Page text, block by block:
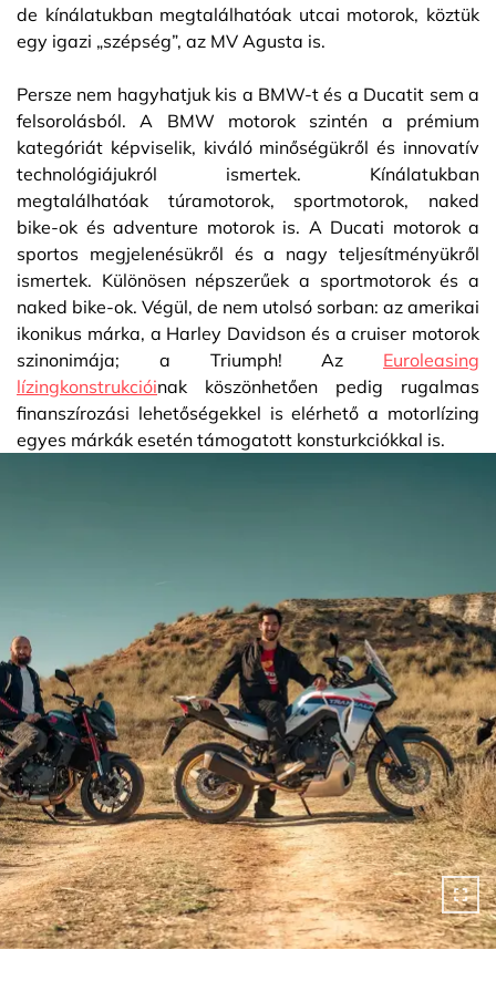
de kínálatukban megtalálhatóak utcai motorok, köztük
egy igazi „szépség”, az MV Agusta is.
Persze nem hagyhatjuk kis a BMW-t és a Ducatit sem a
felsorolásból. A BMW motorok szintén a prémium
kategóriát képviselik, kiváló minőségükről és innovatív
technológiájukról ismertek. Kínálatukban
megtalálhatóak túramotorok, sportmotorok, naked
bike-ok és adventure motorok is. A Ducati motorok a
sportos megjelenésükről és a nagy teljesítményükről
ismertek. Különösen népszerűek a sportmotorok és a
naked bike-ok. Végül, de nem utolsó sorban: az amerikai
ikonikus márka, a Harley Davidson és a cruiser motorok
szinonimája; a Triumph! Az Euroleasing
lízingkonstrukcióinak köszönhetően pedig rugalmas
finanszírozási lehetőségekkel is elérhető a motorlízing
egyes márkák esetén támogatott konsturkciókkal is.